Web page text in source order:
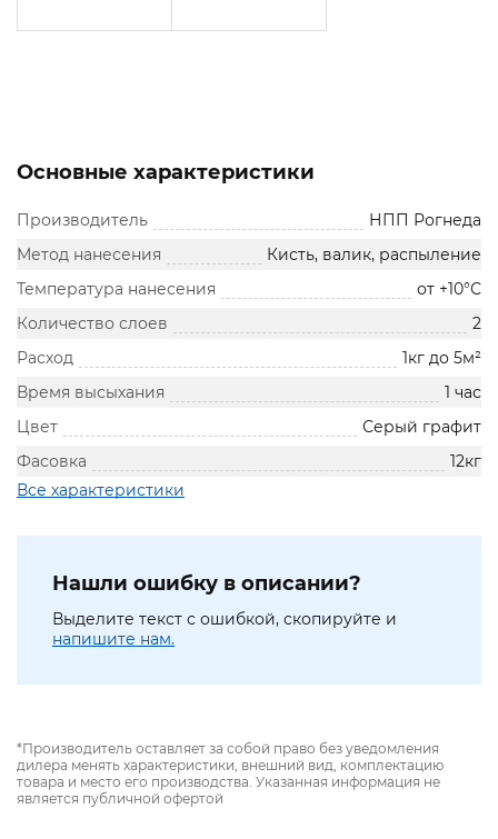
Основные характеристики
Производитель
НПП Рогнеда
Метод нанесения
Кисть, валик, распыление
Температура нанесения
от +10°С
Количество слоев
2
Расход
1кг до 5м²
Время высыхания
1 час
Цвет
Серый графит
Фасовка
12кг
Все характеристики
Нашли ошибку в описании?
Выделите текст с ошибкой, скопируйте и
напишите нам.
*Производитель оставляет за собой право без уведомления
дилера менять характеристики, внешний вид, комплектацию
товара и место его производства. Указанная информация не
является публичной офертой